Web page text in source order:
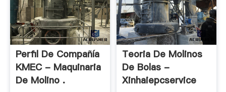
Perfil De Compañía
KMEC - Maquinaria
De Molino .
Teoria De Molinos
De Bolas -
Xinhaiepcservice